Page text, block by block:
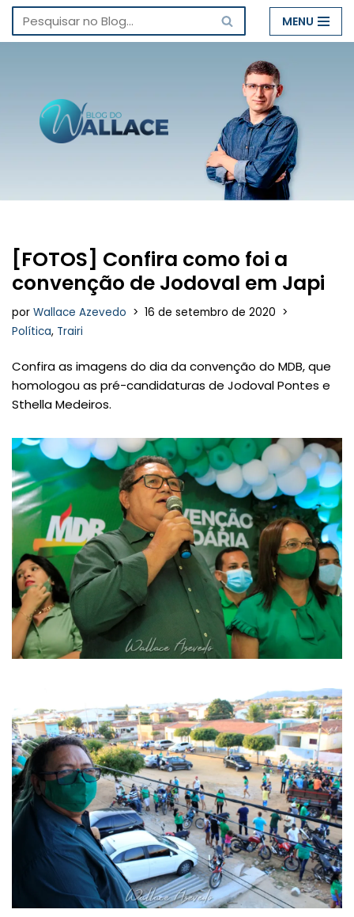
Pular
conteúdo
MENU
[FOTOS] Confira como foi a
convenção de Jodoval em Japi
por Wallace Azevedo
16 de setembro de 2020
Política, Trairi
Confira as imagens do dia da convenção do MDB, que
homologou as pré-candidaturas de Jodoval Pontes e
Sthella Medeiros.